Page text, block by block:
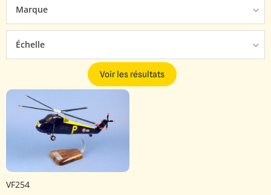
Marque
Échelle
Voir les résultats
VF254